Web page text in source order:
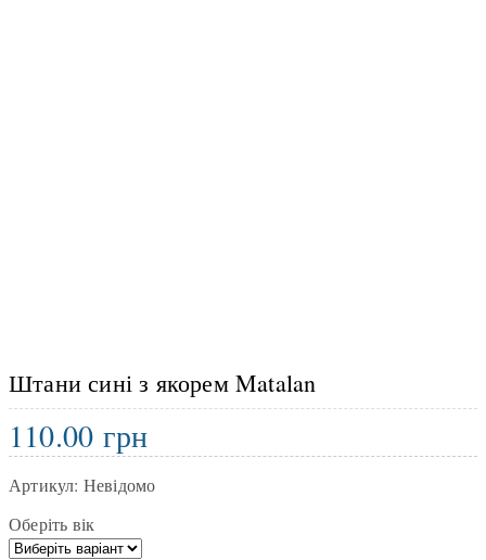
Штани сині з якорем Matalan
110.00грн
Артикул: Невідомо
Оберіть вік